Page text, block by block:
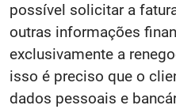
possível solicitar a
outras informações
exclusivamente a
isso é preciso que o
dados pessoais e